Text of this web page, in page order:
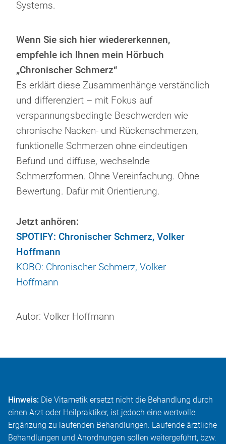
Systems.
Wenn Sie sich hier wiedererkennen,
empfehle ich Ihnen mein Hörbuch
„Chronischer Schmerz“
Es erklärt diese Zusammenhänge verständlich
und differenziert – mit Fokus auf
verspannungsbedingte Beschwerden wie
chronische Nacken- und Rückenschmerzen,
funktionelle Schmerzen ohne eindeutigen
Befund und diffuse, wechselnde
Schmerzformen. Ohne Vereinfachung. Ohne
Bewertung. Dafür mit Orientierung.
Jetzt anhören:
SPOTIFY: Chronischer Schmerz, Volker
Hoffmann
KOBO: Chronischer Schmerz, Volker
Hoffmann
Autor: Volker Hoffmann
Hinweis: Die Vitametik ersetzt nicht die Behandlung durch
einen Arzt oder Heilpraktiker, ist jedoch eine wertvolle
Ergänzung zu laufenden Behandlungen. Laufende ärztliche
Behandlungen und Anordnungen sollen weitergeführt, bzw.